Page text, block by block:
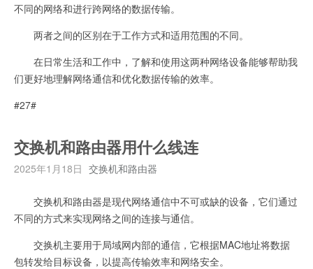
不同的网络和进行跨网络的数据传输。
两者之间的区别在于工作方式和适用范围的不同。
在日常生活和工作中，了解和使用这两种网络设备能够帮助我
们更好地理解网络通信和优化数据传输的效率。
#27#
交换机和路由器用什么线连
2025年1月18日 交换机和路由器
交换机和路由器是现代网络通信中不可或缺的设备，它们通过
不同的方式来实现网络之间的连接与通信。
交换机主要用于局域网内部的通信，它根据MAC地址将数据
包转发给目标设备，以提高传输效率和网络安全。